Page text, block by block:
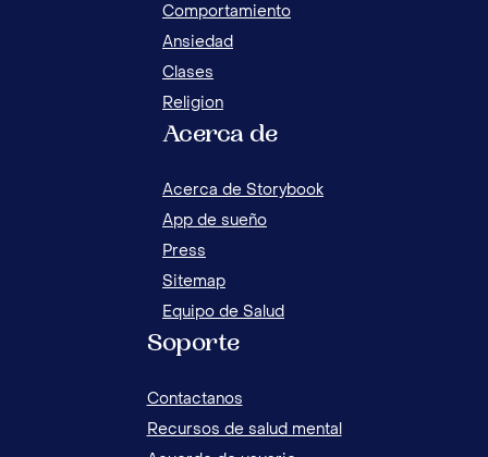
LOS NIÑOS A SER HUMILDES
Comportamiento
Ansiedad
Clases
Religion
Acerca de
Acerca de Storybook
App de sueño
Press
Sitemap
Equipo de Salud
Soporte
Contactanos
Recursos de salud mental